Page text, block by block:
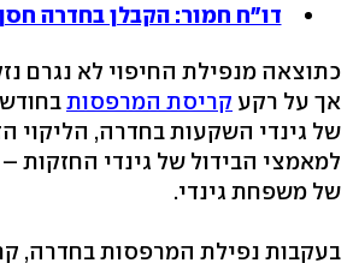
דו"ח חמור: הקבלן בחדרה
כתוצאה מנפילת החיפוי לא נגרם
אך על רקע קריסת המרפסות
של גינדי השקעות בחדרה, הליקוי
למאמצי הבידול של גינדי החזקות
של משפחת גינדי.
בעקבות נפילת המרפסות בחדרה,